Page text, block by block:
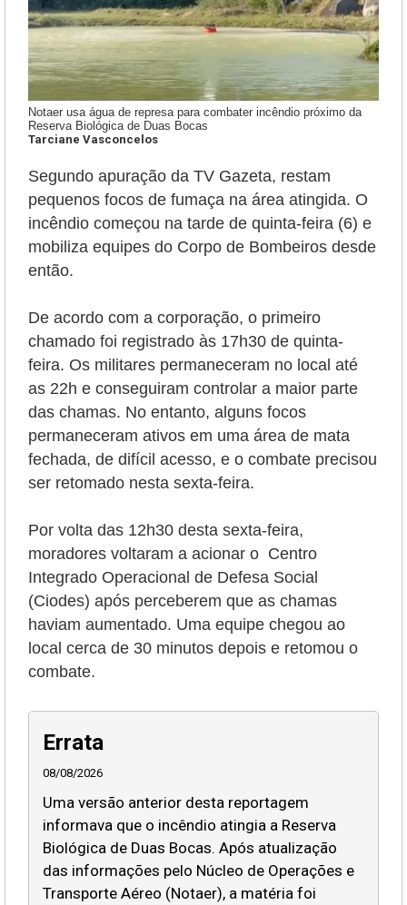
Notaer usa água de represa para combater incêndio próximo da
Reserva Biológica de Duas Bocas
Tarciane Vasconcelos
Segundo apuração da TV Gazeta, restam
pequenos focos de fumaça na área atingida. O
incêndio começou na tarde de quinta-feira (6) e
mobiliza equipes do Corpo de Bombeiros desde
então.
De acordo com a corporação, o primeiro
chamado foi registrado às 17h30 de quinta-
feira. Os militares permaneceram no local até
as 22h e conseguiram controlar a maior parte
das chamas. No entanto, alguns focos
permaneceram ativos em uma área de mata
fechada, de difícil acesso, e o combate precisou
ser retomado nesta sexta-feira.
Por volta das 12h30 desta sexta-feira,
moradores voltaram a acionar o Centro
Integrado Operacional de Defesa Social
(Ciodes) após perceberem que as chamas
haviam aumentado. Uma equipe chegou ao
local cerca de 30 minutos depois e retomou o
combate.
Errata
08/08/2026
Uma versão anterior desta reportagem
informava que o incêndio atingia a Reserva
Biológica de Duas Bocas. Após atualização
das informações pelo Núcleo de Operações e
Transporte Aéreo (Notaer), a matéria foi